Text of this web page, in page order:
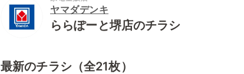
ヤマダデンキ
ららぽーと堺店のチラシ
最新のチラシ（全21枚）